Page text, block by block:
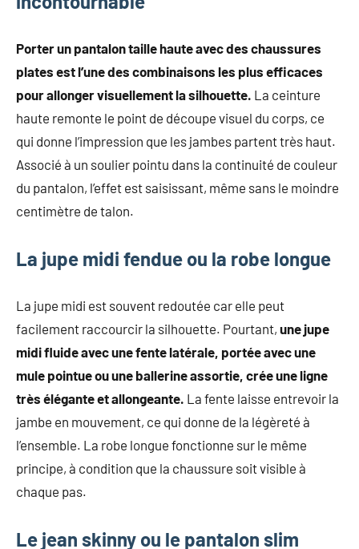
Porter un pantalon taille haute avec des chaussures
plates est l’une des combinaisons les plus efficaces
pour allonger visuellement la silhouette. La ceinture
haute remonte le point de découpe visuel du corps, ce
qui donne l’impression que les jambes partent très haut.
Associé à un soulier pointu dans la continuité de couleur
du pantalon, l’effet est saisissant, même sans le moindre
centimètre de talon.
La jupe midi fendue ou la robe longue
La jupe midi est souvent redoutée car elle peut
facilement raccourcir la silhouette. Pourtant, une jupe
midi fluide avec une fente latérale, portée avec une
mule pointue ou une ballerine assortie, crée une ligne
très élégante et allongeante. La fente laisse entrevoir la
jambe en mouvement, ce qui donne de la légèreté à
l’ensemble. La robe longue fonctionne sur le même
principe, à condition que la chaussure soit visible à
chaque pas.
Le jean skinny ou le pantalon slim